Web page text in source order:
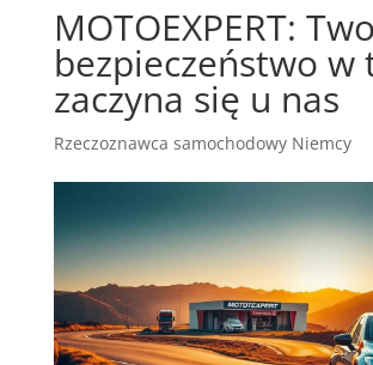
MOTOEXPERT:
bezpieczeństwo w
zaczyna się u nas
Rzeczoznawca samochodowy Niemcy